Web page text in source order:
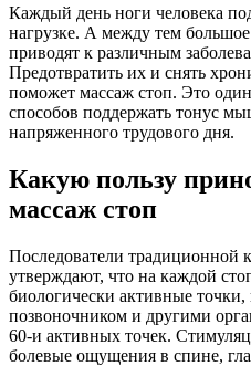
Каждый день ноги человека
нагрузке. А между тем
приводят к различным
Предотвратить их и снять
поможет массаж стоп. Это
способов поддержать тонус
напряженного трудового дня.
Какую пользу
массаж стоп
Последователи традиционной
утверждают, что на каждой
биологически активные
позвоночником и другими
60-и активных точек.
болевые ощущения в спине,